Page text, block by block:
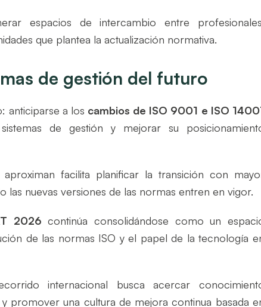
espacios de intercambio entre
que plantea la actualización normativa.
de gestión del futuro
anticiparse a los cambios de ISO 9001 e ISO
de gestión y mejorar su
facilita planificar la transición con
las nuevas versiones de las normas entren en vigor.
2026 continúa consolidándose como un
de las normas ISO y el papel de la tecnología
internacional busca acercar
promover una cultura de mejora continua basada